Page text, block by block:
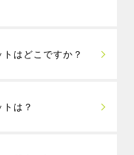
ンバスで約55分
）までリムジンバ
急で約1時間20分
はどこですか？
界、大阪市内を見
城、大人気テーマ
は？